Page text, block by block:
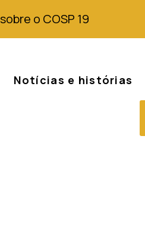
o COSP 19
Notícias e histórias